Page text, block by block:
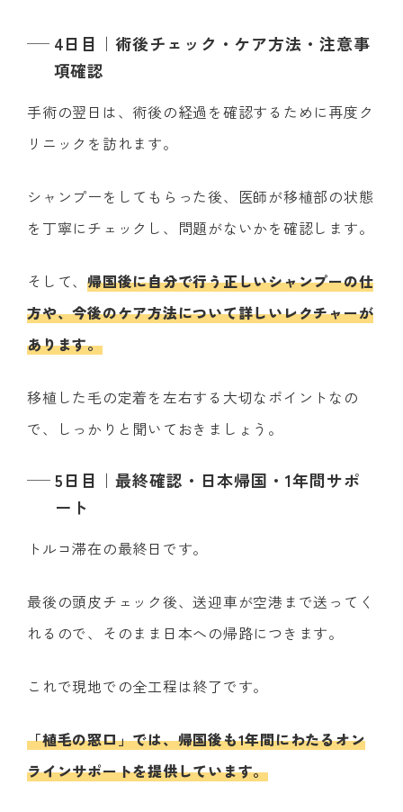
4日目｜術後チェック・ケア方法・注意事
項確認
手術の翌日は、術後の経過を確認するために再度ク
リニックを訪れます。
シャンプーをしてもらった後、医師が移植部の状態
を丁寧にチェックし、問題がないかを確認します。
そして、 帰国後に自分で行う正しいシャンプーの仕
方や、今後のケア方法について詳しいレクチャーが
あります。
移植した毛の定着を左右する大切なポイントなの
で、しっかりと聞いておきましょう。
5日目｜最終確認・日本帰国・1年間サポ
ート
トルコ滞在の最終日です。
最後の頭皮チェック後、送迎車が空港まで送ってく
れるので、そのまま日本への帰路につきます。
これで現地での全工程は終了です。
「植毛の窓口」では、帰国後も1年間にわたるオン
ラインサポートを提供しています。